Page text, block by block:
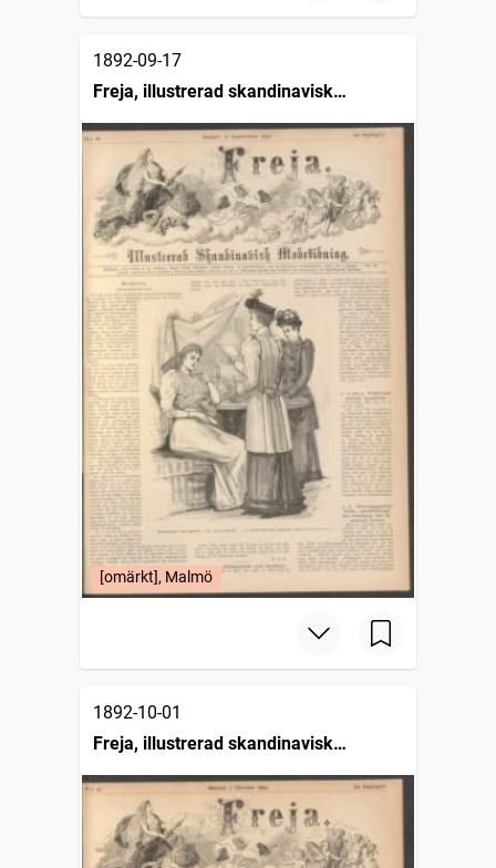
1892-09-17
Freja, illustrerad skandinavisk
[omärkt], Malmö
1892-10-01
Freja, illustrerad skandinavisk
modetidning